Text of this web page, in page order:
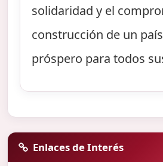
solidaridad y el
construcción de un
próspero para todos
Enlaces de Interés